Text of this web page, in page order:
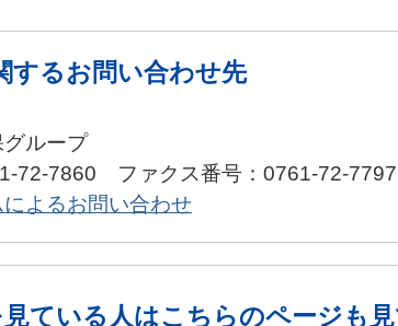
するお問い合わせ先
ループ
72-7860 ファクス番号：0761-72-7797
よるお問い合わせ
ている人はこちらのページも